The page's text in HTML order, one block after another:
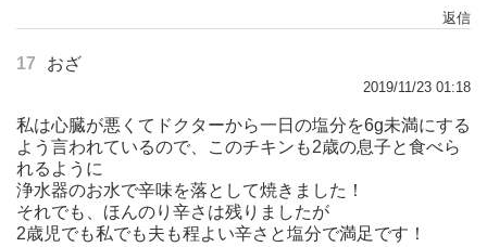
返信
17 おざ
2019/11/23 01:18
私は心臓が悪くてドクターから一日の塩分を6g未満にする
よう言われているので、このチキンも2歳の息子と食べら
れるように
浄水器のお水で辛味を落として焼きました！
それでも、ほんのり辛さは残りましたが
2歳児でも私でも夫も程よい辛さと塩分で満足です！